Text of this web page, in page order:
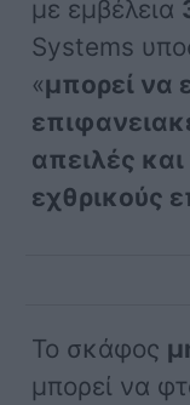
με εμβέλεια
Systems
«μπορεί να
απειλές
εχθρικούς
Το σκάφος
μπορεί να